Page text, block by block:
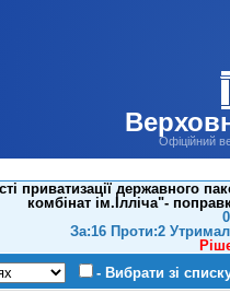
Офіційний
приватизації державного
комбінат ім.Ілліча"-
За:16 Проти:2
- Вибрати зі